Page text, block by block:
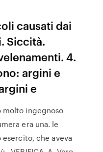
causati dai
Siccità.
4.
argini e
e
molto ingegnoso
era una. le
che aveva